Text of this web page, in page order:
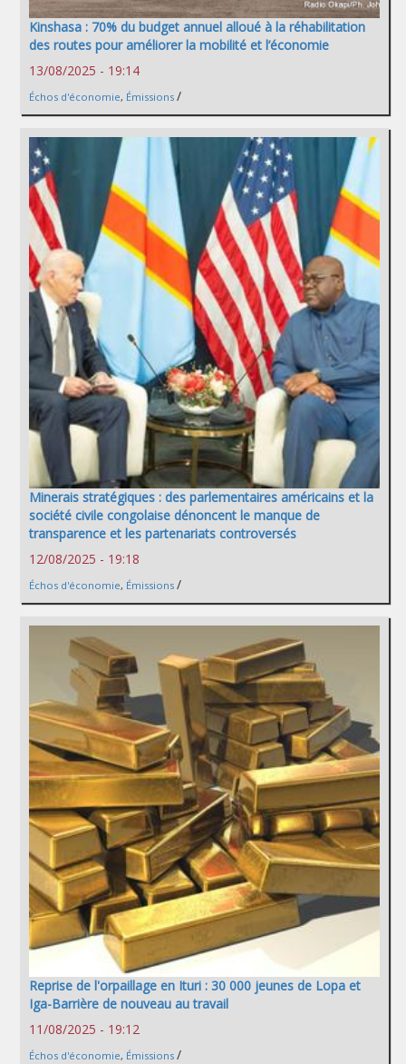
Kinshasa : 70% du budget annuel alloué à la réhabilitation
des routes pour améliorer la mobilité et l’économie
13/08/2025 - 19:14
Échos d'économie, Émissions /
Minerais stratégiques : des parlementaires américains et la
société civile congolaise dénoncent le manque de
transparence et les partenariats controversés
12/08/2025 - 19:18
Échos d'économie, Émissions /
Reprise de l'orpaillage en Ituri : 30 000 jeunes de Lopa et
Iga-Barrière de nouveau au travail
11/08/2025 - 19:12
Échos d'économie, Émissions /